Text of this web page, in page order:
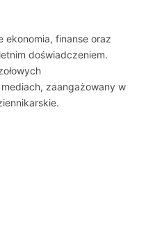
ekonomia, finanse oraz
doświadczeniem.
zaangażowany w